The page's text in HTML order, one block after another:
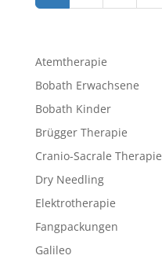
Atemtherapie
Bobath Erwachsene
Bobath Kinder
Brügger Therapie
Cranio-Sacrale Therapie
Dry Needling
Elektrotherapie
Fangpackungen
Galileo